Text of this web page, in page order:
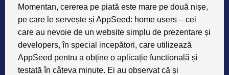
Momentan, cererea pe piată este mare pe două nișe,
pe care le servește și AppSeed: home users – cei
care au nevoie de un website simplu de prezentare și
developers, în special incepători, care utilizează
AppSeed pentru a obține o aplicație functională și
testată în câteva minute. Ei au observat că și